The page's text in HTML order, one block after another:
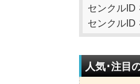
センクルID
センクルID
人気･注目